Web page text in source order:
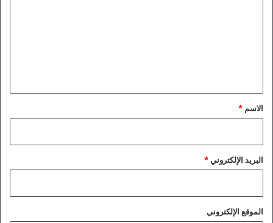
*
الاسم *
البريد الإلكتروني*
الموقع الإلكتروني